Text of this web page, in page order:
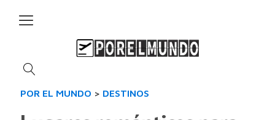
POR EL MUNDO > DESTINOS